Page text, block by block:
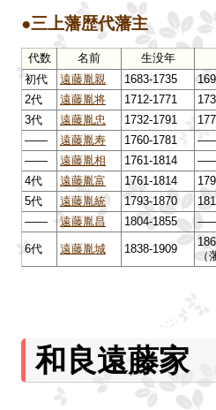
●三上藩歴代藩主
代数 名前 生没年
初代
遠藤胤親 1683-1735
2代
遠藤胤将 1712-1771
3代
遠藤胤忠 1732-1791
――
遠藤胤寿 1760-1781
――
遠藤胤相 1761-1814
4代
遠藤胤富 1761-1814
5代
遠藤胤統 1793-1870
――
遠藤胤昌 1804-1855
6代 遠藤胤城 1838-1909
（
和良遠藤家